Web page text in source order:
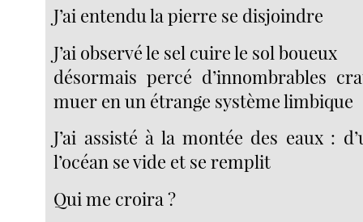
J’ai entendu la pierre se disjoindre
J’ai observé le sel cuire le sol boueux
désormais percé d’innombrables
muer en un étrange système limbique
J’ai assisté à la montée des eaux :
l’océan se vide et se remplit
Qui me croira ?